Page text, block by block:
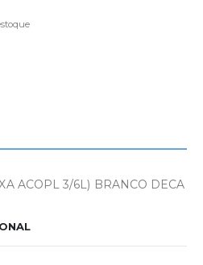
ACOPL 3/6L) BRANCO DECA